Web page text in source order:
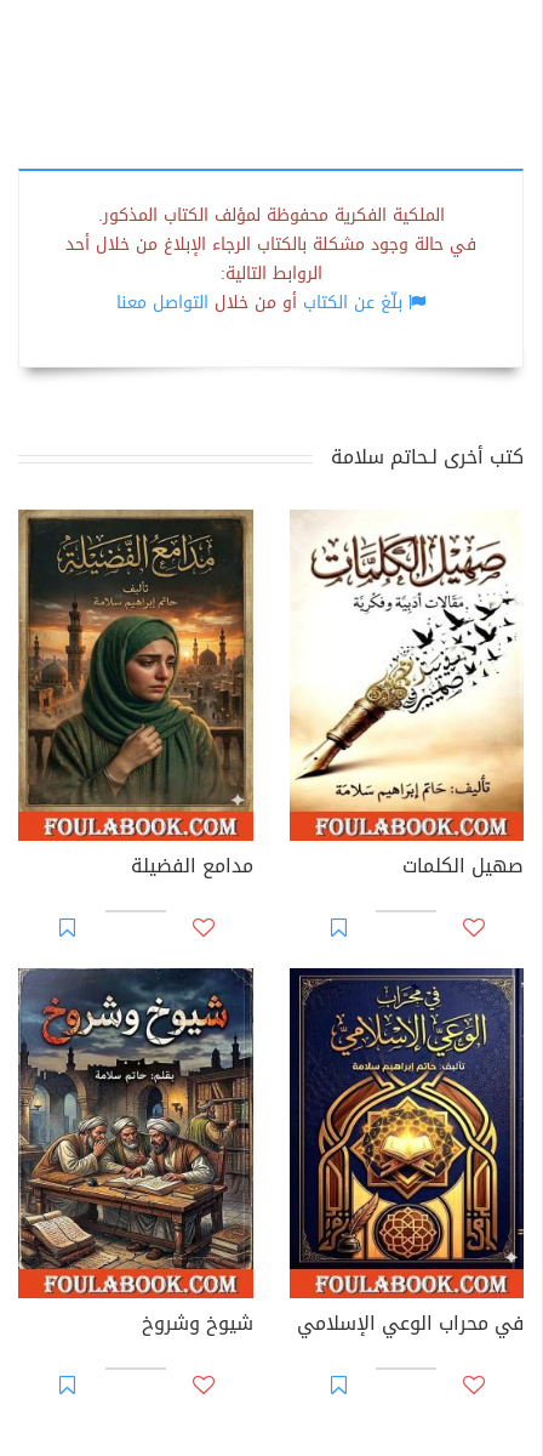
الملكية الفكرية محفوظة لمؤلف الكتاب المذكور.
في حالة وجود مشكلة بالكتاب الرجاء الإبلاغ من خلال أحد
الروابط التالية:
بلّغ عن الكتاب أو من خلال التواصل معنا
كتب أخرى لـحاتم سلامة
صهيل الكلمات مدامع الفضيلة
في محراب الوعي الإسلامي شيوخ وشروخ